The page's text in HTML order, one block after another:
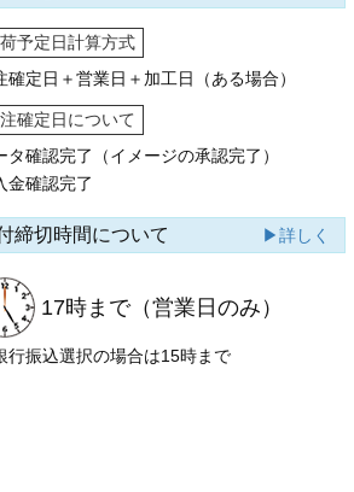
予定日計算方式
確定日＋営業日＋加工日（ある場合）
確定日について
タ確認完了（イメージの承認完了）
金確認完了
締切時間について ▶詳しく
17時まで（営業日のみ）
行振込選択の場合は15時まで